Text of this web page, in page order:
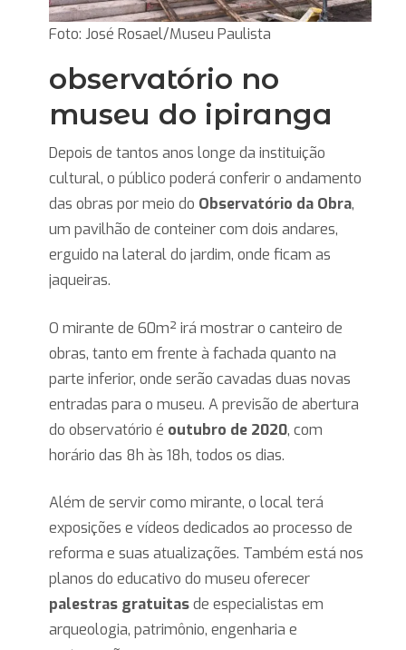
Foto: José Rosael/Museu Paulista
observatório no
museu do ipiranga
Depois de tantos anos longe da instituição
cultural, o público poderá conferir o andamento
das obras por meio do Observatório da Obra,
um pavilhão de conteiner com dois andares,
erguido na lateral do jardim, onde ficam as
jaqueiras.
O mirante de 60m² irá mostrar o canteiro de
obras, tanto em frente à fachada quanto na
parte inferior, onde serão cavadas duas novas
entradas para o museu. A previsão de abertura
do observatório é outubro de 2020, com
horário das 8h às 18h, todos os dias.
Além de servir como mirante, o local terá
exposições e vídeos dedicados ao processo de
reforma e suas atualizações. Também está nos
planos do educativo do museu oferecer
palestras gratuitasde especialistas em
arqueologia, patrimônio, engenharia e